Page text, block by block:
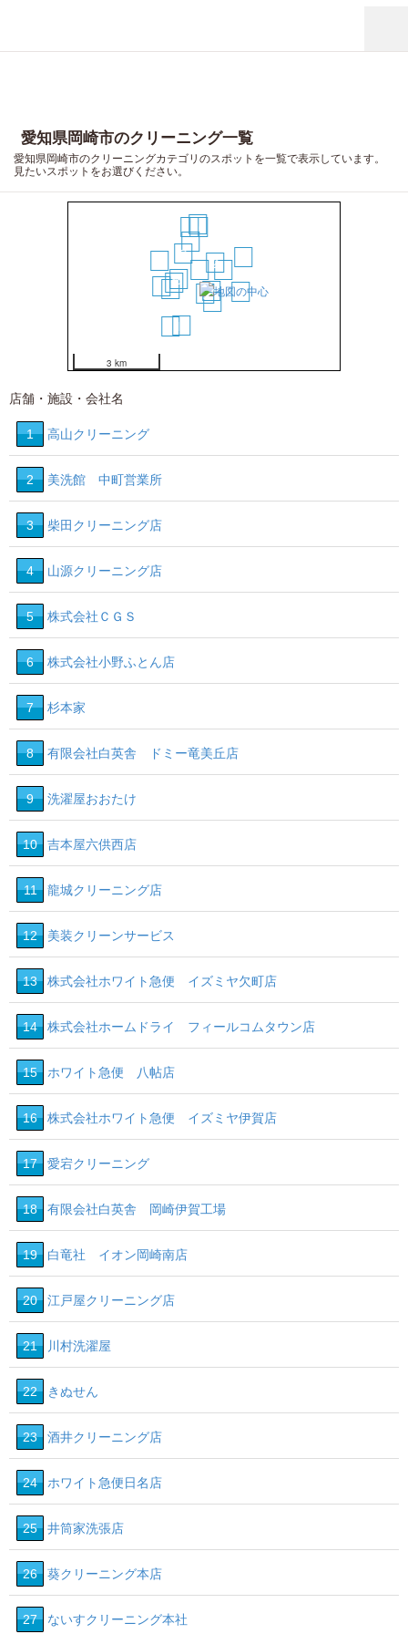
愛知県岡崎市のクリーニング一覧
愛知県岡崎市のクリーニングカテゴリのスポットを一覧で表示しています。
見たいスポットをお選びください。
2
3
4
5
6
7
8
9
10
11 12
16
17
19
3 km
店舗・施設・会社名
1 高山クリーニング
2 美洗館 中町営業所
3 柴田クリーニング店
4 山源クリーニング店
5 株式会社ＣＧＳ
6 株式会社小野ふとん店
7 杉本家
8 有限会社白英舎 ドミー竜美丘店
9 洗濯屋おおたけ
10 吉本屋六供西店
11 龍城クリーニング店
12 美装クリーンサービス
13 株式会社ホワイト急便 イズミヤ欠町店
14 株式会社ホームドライ フィールコムタウン店
15 ホワイト急便 八帖店
16 株式会社ホワイト急便 イズミヤ伊賀店
17 愛宕クリーニング
18 有限会社白英舎 岡崎伊賀工場
19 白竜社 イオン岡崎南店
20 江戸屋クリーニング店
21 川村洗濯屋
22 きぬせん
23 酒井クリーニング店
24 ホワイト急便日名店
25 井筒家洗張店
26 葵クリーニング本店
27 ないすクリーニング本社